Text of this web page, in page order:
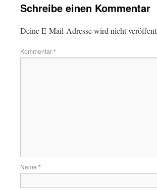
Schreibe einen Kommentar
Deine E-Mail-Adresse wird nicht
Kommentar*
Name *